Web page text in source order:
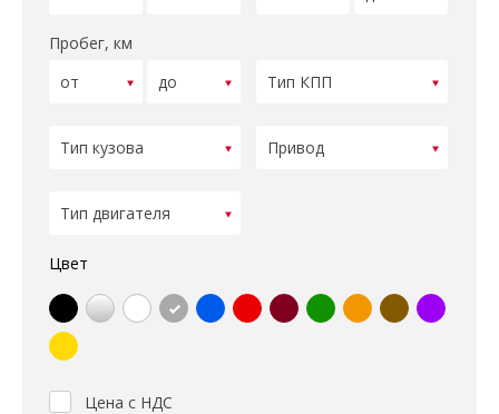
Пробег, км
Цвет
Цена с НДС